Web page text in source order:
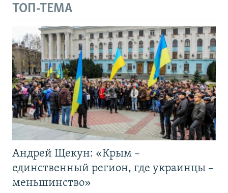
ТОП-ТЕМА
Андрей Щекун: «Крым –
единственный регион, где украинцы –
меньшинство»